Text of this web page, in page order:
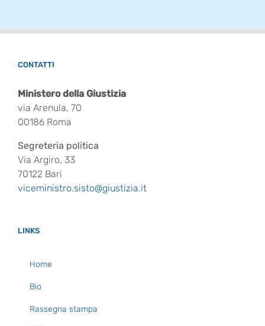
CONTATTI
Ministero della Giustizia
via Arenula, 70
00186 Roma
Segreteria politica
Via Argiro, 33
70122 Bari
viceministro.sisto@giustizia.it
LINKS
Home
Bio
Rassegna stampa